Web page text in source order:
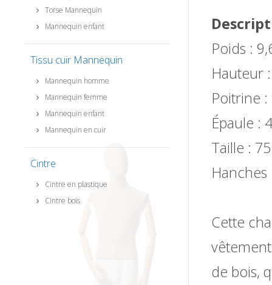
Torse Mannequin
Mannequin enfant
Tissu cuir Mannequin
Mannequin homme
Mannequin femme
Mannequin enfant
Mannequin en cuir
Cintre
Cintre en plastique
Cintre bois
Poids :
Hauteur
Poitrine
Épaule :
Taille :
Cette
de bois,